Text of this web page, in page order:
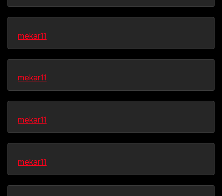
mekar11
mekar11
mekar11
mekar11